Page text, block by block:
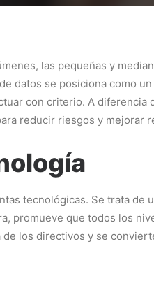
las pequeñas y
datos se posiciona como
con criterio. A diferencia
reducir riesgos y mejorar
tecnológicas. Se trata de
promueve que todos los
los directivos y se